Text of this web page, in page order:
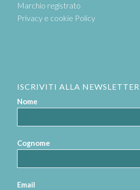
Marchio registrato
Privacy e cookie Policy
ISCRIVITI ALLA
Nome
Cognome
Email